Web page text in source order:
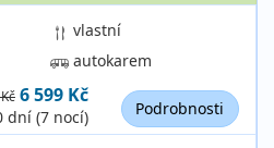
vlastní
autokarem
6 599 Kč
dní (7 nocí) Podrobnosti